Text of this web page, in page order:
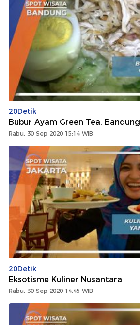
20Detik
Bubur Ayam Green Tea, Bandung
Rabu, 30 Sep 2020 15:14 WIB
20Detik
Eksotisme Kuliner Nusantara
Rabu, 30 Sep 2020 14:45 WIB